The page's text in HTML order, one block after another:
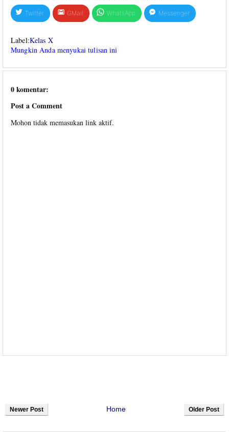
Twitter GMail WhatsApp Messenger
Label:Kelas X
Mungkin Anda menyukai tulisan ini
0 komentar:
Post a Comment
Mohon tidak memasukan link aktif.
Newer Post Older Post
Home